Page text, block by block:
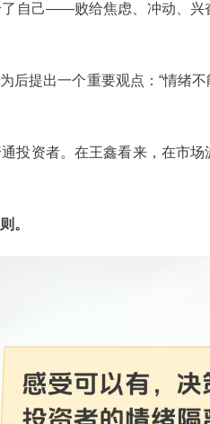
自己——败给焦虑、冲动、兴
后提出一个重要观点：“情绪不
投资者。在王鑫看来，在市
。